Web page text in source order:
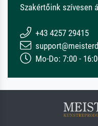
Szakértőink szívesen
+43 4257 29415
Mo-Do: 7:00 -